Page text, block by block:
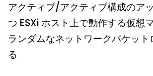
アクティブ/アクティブ構成のア
つ ESXi ホスト上で動作する仮想
ランダムなネットワークパケッ
る